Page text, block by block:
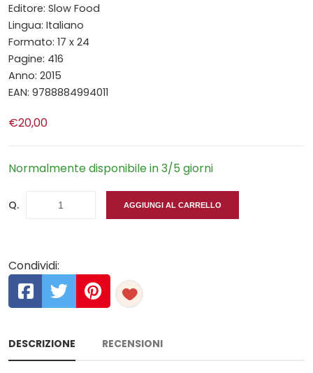
Editore: Slow Food
Lingua: Italiano
Formato: 17 x 24
Pagine: 416
Anno: 2015
EAN: 9788884994011
€20,00
Normalmente disponibile in 3/5 giorni
Q. AGGIUNGI AL CARRELLO
Condividi:
DESCRIZIONE RECENSIONI